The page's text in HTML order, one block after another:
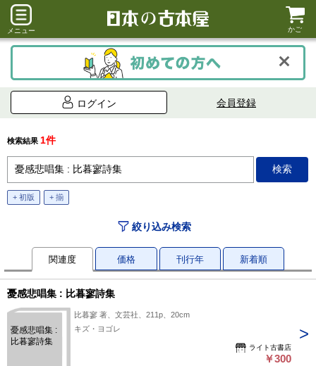
メニュー かご
ログイン 会員登録
検索結果 1件
+ 初版 + 揃
絞り込み検索
関連度 価格 刊行年 新着順
憂感悲唱集 : 比暮寥詩集
憂感悲唱集 :
比暮寥詩集
比暮寥 著、文芸社、211p、20cm
キズ・ヨゴレ
ライト古書店
￥300